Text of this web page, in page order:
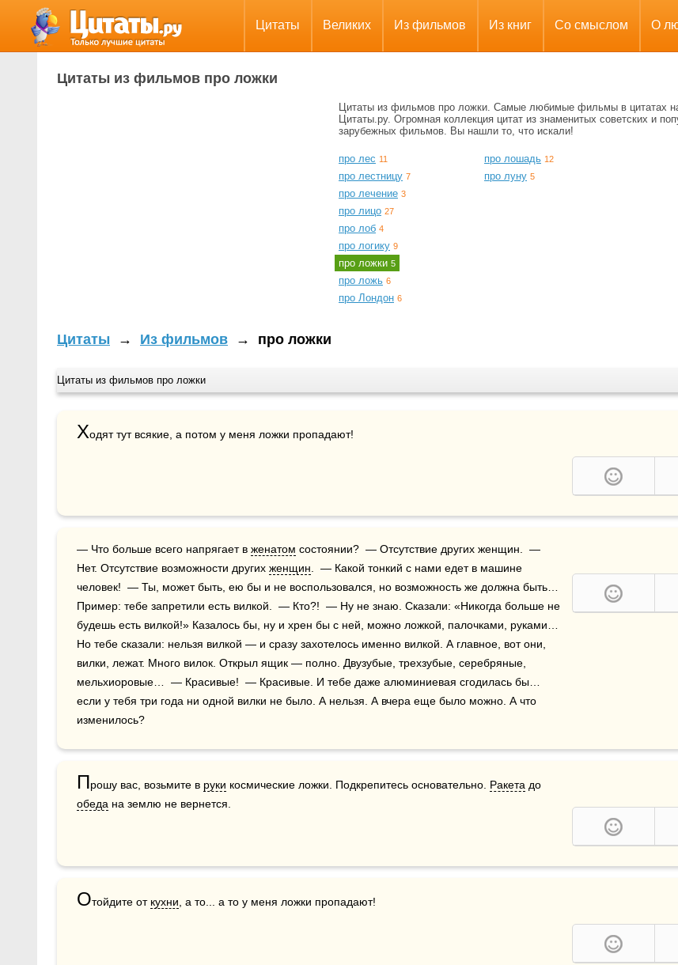
Цитаты Великих Из фильмов Из книг Со смыслом О
Цитаты из фильмов про ложки
Цитаты из фильмов про ложки. Самые любимые фильмы в цитатах
Цитаты.ру. Огромная коллекция цитат из знаменитых советских и
зарубежных фильмов. Вы нашли то, что искали!
про лес 11
про лестницу 7
про лечение 3
про лицо 27
про лоб 4
про логику 9
про ложки 5
про ложь 6
про Лондон 6
про лошадь 12
про луну 5
Цитаты → Из фильмов → про ложки
Цитаты из фильмов про ложки
Ходят тут всякие, а потом у меня ложки пропадают!
— Что больше всего напрягает в женатом состоянии?  — Отсутствие других женщин.  —
Нет. Отсутствие возможности других женщин .  — Какой тонкий с нами едет в машине
человек!  — Ты, может быть, ею бы и не воспользовался, но возможность же должна быть…
Пример: тебе запретили есть вилкой.  — Кто?!  — Ну не знаю. Сказали: «Никогда больше не
будешь есть вилкой!» Казалось бы, ну и хрен бы с ней, можно ложкой, палочками, руками…
Но тебе сказали: нельзя вилкой — и сразу захотелось именно вилкой. А главное, вот они,
вилки, лежат. Много вилок. Открыл ящик — полно. Двузубые, трехзубые, серебряные,
мельхиоровые…  — Красивые!  — Красивые. И тебе даже алюминиевая сгодилась бы…
если у тебя три года ни одной вилки не было. А нельзя. А вчера еще было можно. А что
изменилось?
Прошу вас, возьмите в руки космические ложки. Подкрепитесь основательно. Ракета
обеда на землю не вернется.
Отойдите от кухни , а то... а то у меня ложки пропадают!